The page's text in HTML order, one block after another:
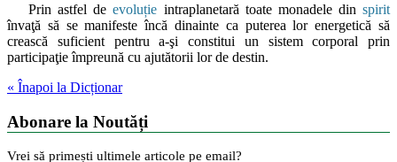
Prin astfel deevoluție intraplanetară toate monadele din spirit
învaţă să se manifeste încă dinainte ca puterea lor energetică să
crească suficient pentru a-şi constitui un sistem corporal prin
participaţie împreună cu ajutătorii lor de destin.
« Înapoi la Dicționar
Abonare la Noutăți
Vrei să primești ultimele articole pe email?